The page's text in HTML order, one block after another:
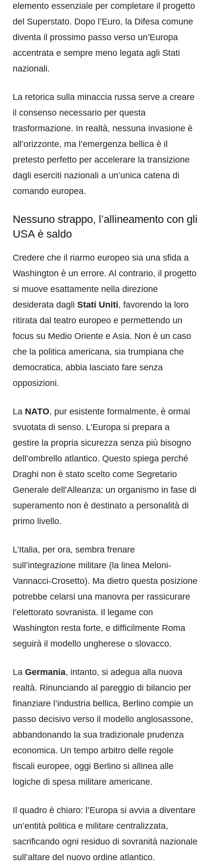
elemento essenziale per completare il progetto
del Superstato. Dopo l’Euro, la Difesa comune
diventa il prossimo passo verso un’Europa
accentrata e sempre meno legata agli Stati
nazionali.
La retorica sulla minaccia russa serve a creare
il consenso necessario per questa
trasformazione. In realtà, nessuna invasione è
all’orizzonte, ma l’emergenza bellica è il
pretesto perfetto per accelerare la transizione
dagli eserciti nazionali a un’unica catena di
comando europea.
Nessuno strappo, l’allineamento con gli
USA è saldo
Credere che il riarmo europeo sia una sfida a
Washington è un errore. Al contrario, il progetto
si muove esattamente nella direzione
desiderata dagli Stati Uniti, favorendo la loro
ritirata dal teatro europeo e permettendo un
focus su Medio Oriente e Asia. Non è un caso
che la politica americana, sia trumpiana che
democratica, abbia lasciato fare senza
opposizioni.
La NATO, pur esistente formalmente, è ormai
svuotata di senso. L’Europa si prepara a
gestire la propria sicurezza senza più bisogno
dell’ombrello atlantico. Questo spiega perché
Draghi non è stato scelto come Segretario
Generale dell’Alleanza: un organismo in fase di
superamento non è destinato a personalità di
primo livello.
L’Italia, per ora, sembra frenare
sull’integrazione militare (la linea Meloni-
Vannacci-Crosetto). Ma dietro questa posizione
potrebbe celarsi una manovra per rassicurare
l’elettorato sovranista. Il legame con
Washington resta forte, e difficilmente Roma
seguirà il modello ungherese o slovacco.
La Germania, intanto, si adegua alla nuova
realtà. Rinunciando al pareggio di bilancio per
finanziare l’industria bellica, Berlino compie un
passo decisivo verso il modello anglosassone,
abbandonando la sua tradizionale prudenza
economica. Un tempo arbitro delle regole
fiscali europee, oggi Berlino si allinea alle
logiche di spesa militare americane.
Il quadro è chiaro: l’Europa si avvia a diventare
un’entità politica e militare centralizzata,
sacrificando ogni residuo di sovranità nazionale
sull’altare del nuovo ordine atlantico.